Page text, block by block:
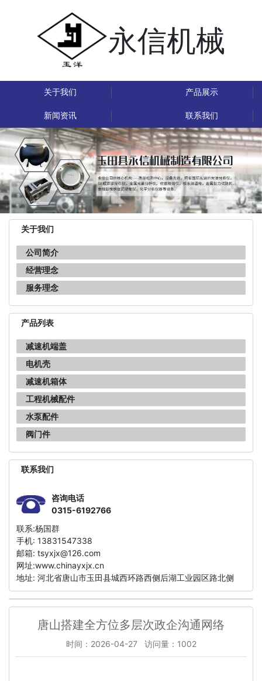
永信机械
关于我们 产品展示
新闻资讯 联系我们
关于我们
公司简介
经营理念
服务理念
产品列表
减速机端盖
电机壳
减速机箱体
工程机械配件
水泵配件
阀门件
联系我们
咨询电话
0315-6192766
联系:杨国群
手机: 13831547338
邮箱: tsyxjx@126.com
网址:www.chinayxjx.cn
地址: 河北省唐山市玉田县城西环路西侧后湖工业园区路北侧
唐山搭建全方位多层次政企沟通网络
时间：2026-04-27 访问量：1002